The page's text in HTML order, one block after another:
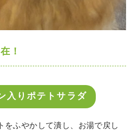
！
入りポテトサラダ
をふやかして潰し、お湯で戻し